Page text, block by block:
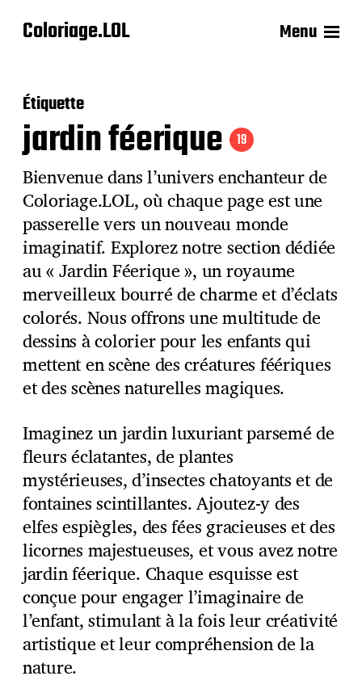
Coloriage.LOL Menu
Étiquette
jardin féerique 19
Bienvenue dans l’univers enchanteur de
Coloriage.LOL, où chaque page est une
passerelle vers un nouveau monde
imaginatif. Explorez notre section dédiée
au « Jardin Féerique », un royaume
merveilleux bourré de charme et d’éclats
colorés. Nous offrons une multitude de
dessins à colorier pour les enfants qui
mettent en scène des créatures féériques
et des scènes naturelles magiques.
Imaginez un jardin luxuriant parsemé de
fleurs éclatantes, de plantes
mystérieuses, d’insectes chatoyants et de
fontaines scintillantes. Ajoutez-y des
elfes espiègles, des fées gracieuses et des
licornes majestueuses, et vous avez notre
jardin féerique. Chaque esquisse est
conçue pour engager l’imaginaire de
l’enfant, stimulant à la fois leur créativité
artistique et leur compréhension de la
nature.